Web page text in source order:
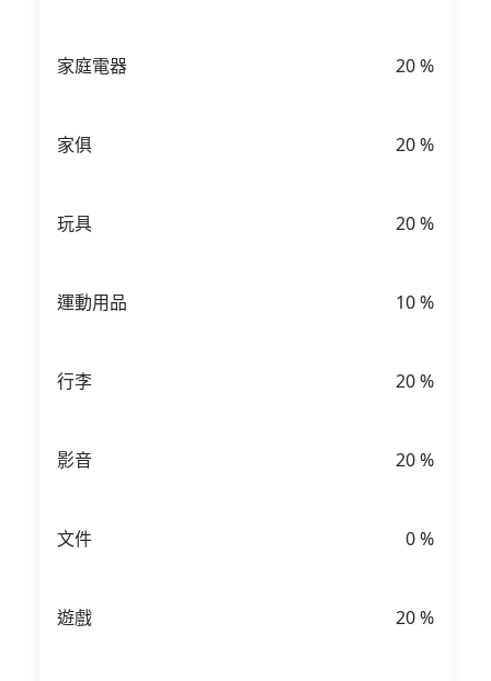
家庭電器 20%
家俱 20%
玩具 20%
運動用品 10%
行李 20%
影音 20%
文件 0%
遊戲 20%